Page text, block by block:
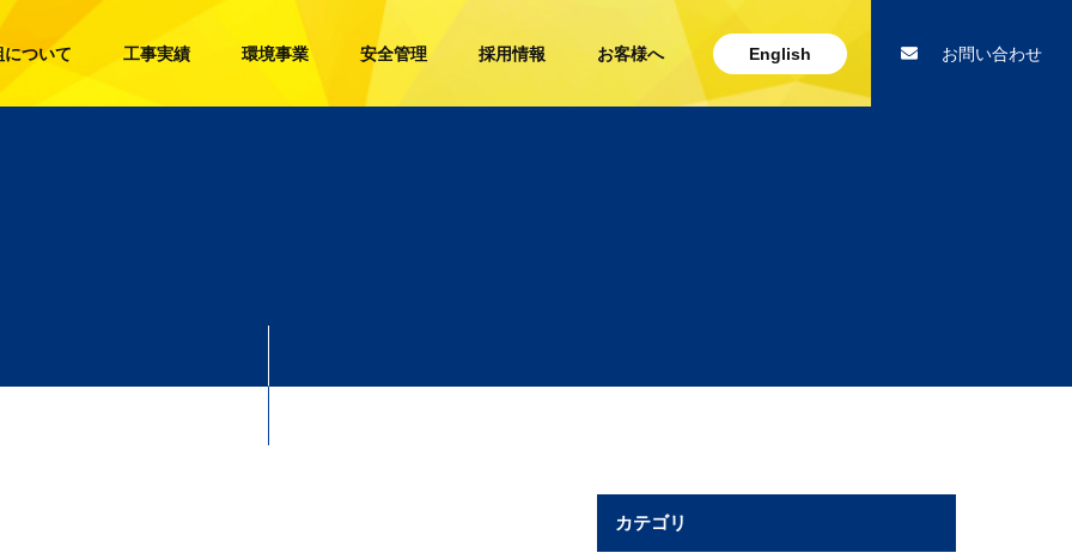
ついて 工事実績 環境事業 安全管理 採用情報 お客様へ English お問い合わせ
カテゴリ